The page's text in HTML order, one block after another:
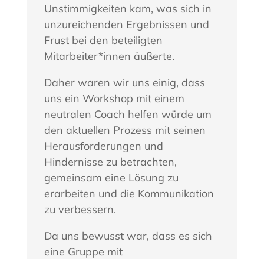
Unstimmigkeiten kam, was sich in
unzureichenden Ergebnissen und
Frust bei den beteiligten
Mitarbeiter*innen äußerte.
Daher waren wir uns einig, dass
uns ein Workshop mit einem
neutralen Coach helfen würde um
den aktuellen Prozess mit seinen
Herausforderungen und
Hindernisse zu betrachten,
gemeinsam eine Lösung zu
erarbeiten und die Kommunikation
zu verbessern.
Da uns bewusst war, dass es sich
eine Gruppe mit